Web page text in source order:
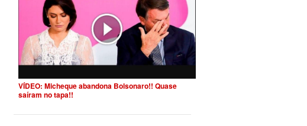
VÍDEO: Micheque abandona Bolsonaro!! Quase
saíram no tapa!!